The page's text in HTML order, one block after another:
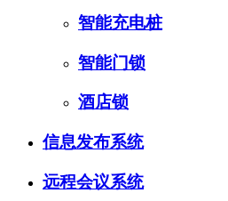
智能充电桩
智能门锁
酒店锁
信息发布系统
远程会议系统